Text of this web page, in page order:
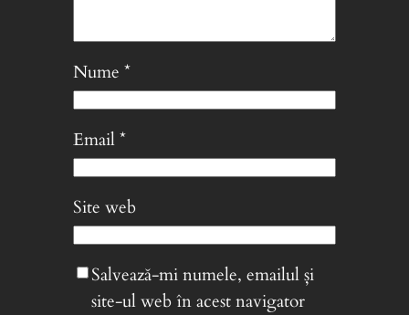
Nume *
Email*
Site web
Salvează-mi numele, emailul și
site-ul web în acest navigator